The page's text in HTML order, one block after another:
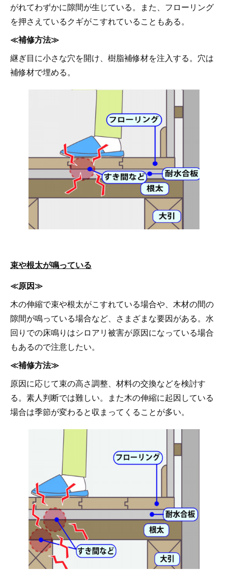
がれてわずかに隙間が生じている。また、フローリング
を押さえているクギがこすれていることもある。
≪補修方法≫
継ぎ目に小さな穴を開け、樹脂補修材を注入する。穴は
補修材で埋める。
束や根太が鳴っている
≪原因≫
木の伸縮で束や根太がこすれている場合や、木材の間の
隙間が鳴っている場合など、さまざまな要因がある。水
回りでの床鳴りはシロアリ被害が原因になっている場合
もあるので注意したい。
≪補修方法≫
原因に応じて束の高さ調整、材料の交換などを検討す
る。素人判断では難しい。また木の伸縮に起因している
場合は季節が変わると収まってくることが多い。